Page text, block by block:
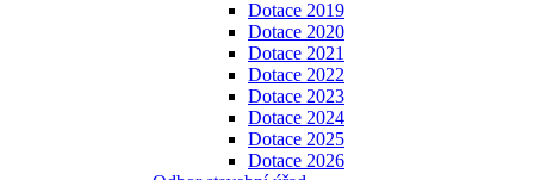
Dotace 2019
Dotace 2020
Dotace 2021
Dotace 2022
Dotace 2023
Dotace 2024
Dotace 2025
Dotace 2026